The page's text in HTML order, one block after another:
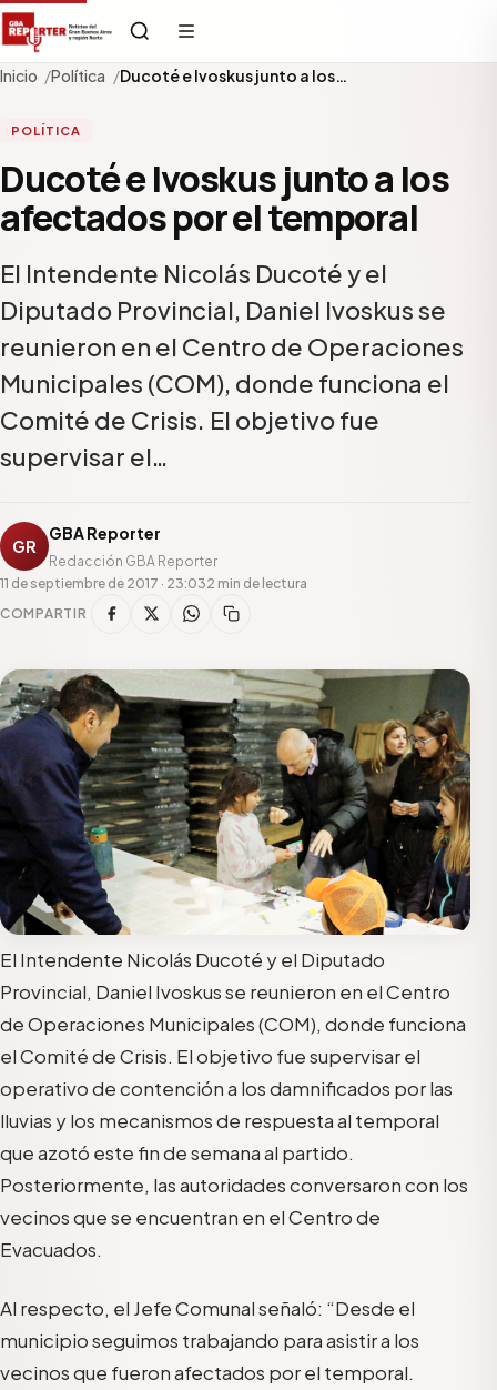
Inicio Política Ducoté e Ivoskus junto a los…
POLÍTICA
Ducoté e Ivoskus junto a los
afectados por el temporal
El Intendente Nicolás Ducoté y el
Diputado Provincial, Daniel Ivoskus se
reunieron en el Centro de Operaciones
Municipales (COM), donde funciona el
Comité de Crisis. El objetivo fue
supervisar el…
GR
GBA Reporter
Redacción GBA Reporter
11 de septiembre de 2017 · 23:032 min de lectura
COMPARTIR
El Intendente Nicolás Ducoté y el Diputado
Provincial, Daniel Ivoskus se reunieron en el Centro
de Operaciones Municipales (COM), donde funciona
el Comité de Crisis. El objetivo fue supervisar el
operativo de contención a los damnificados por las
lluvias y los mecanismos de respuesta al temporal
que azotó este fin de semana al partido.
Posteriormente, las autoridades conversaron con los
vecinos que se encuentran en el Centro de
Evacuados.
Al respecto, el Jefe Comunal señaló: “Desde el
municipio seguimos trabajando para asistir a los
vecinos que fueron afectados por el temporal.